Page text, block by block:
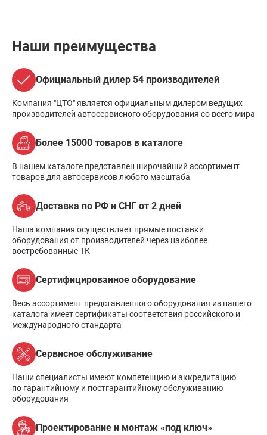
Наши преимущества
Официальный дилер 54 производителей
Компания "ЦТО" является официальным дилером ведущих
производителей автосервисного оборудования со всего мира
Более 15000 товаров в каталоге
В нашем каталоге представлен широчайший ассортимент
товаров для автосервисов любого масштаба
Доставка по РФ и СНГ от 2 дней
Наша компания осуществляет прямые поставки
оборудования от производителей через наиболее
востребованные ТК
Сертифицированное оборудование
Весь ассортимент представленного оборудования из нашего
каталога имеет сертификаты соответствия российского и
международного стандарта
Сервисное обслуживание
Наши специалисты имеют компетенцию и аккредитацию
по гарантийному и постгарантийному обслуживанию
оборудования
Проектирование и монтаж «под ключ»